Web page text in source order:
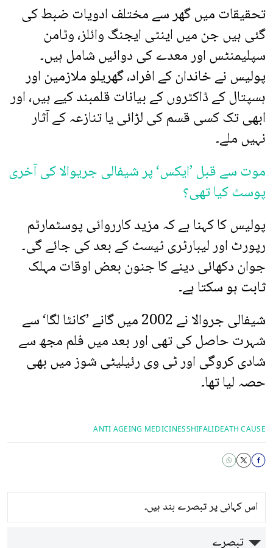
تحقیقات میں گھر سے مختلف ادویات ضبط کی
گئی ہیں جن میں اینٹی ایجنگ وائلز، وٹامن
سپلیمنٹس اور معدے کی دوائیں شامل ہیں۔
پولیس نے خاندان کے افراد، گھریلو ملازمین اور
ہسپتال کے ڈاکٹروں کے بیانات قلمبند کیے ہیں، اور
ابھی تک کسی قسم کی لڑائی یا تنازعہ کے آثار
نہیں ملے۔
موت سے قبل ’ایکس‘ پر شیفالی جریوالا کی آخری
پوسٹ کیا تھی؟
پولیس کا کہنا ہے کہ مزید کارروائی پوسٹمارٹم
رپورٹ اور لیبارٹری ٹیسٹ کے بعد کی جائے گی۔
جوان دکھائی دینے کا جنون بعض اوقات مہلک
ثابت ہو سکتا ہے۔
شیفالی جروالا نے 2002 میں گانے ’کانٹا لگا‘ سے
شہرت حاصل کی تھی اور بعد میں فلم مجھ سے
شادی کروگی اور ٹی وی رئیلیٹی شوز میں بھی
حصہ لیا تھا۔
DEATH CAUSE
SHIFALI
ANTI AGEING MEDICINES
اس کہانی پر تبصرے بند ہیں۔
تبصرے